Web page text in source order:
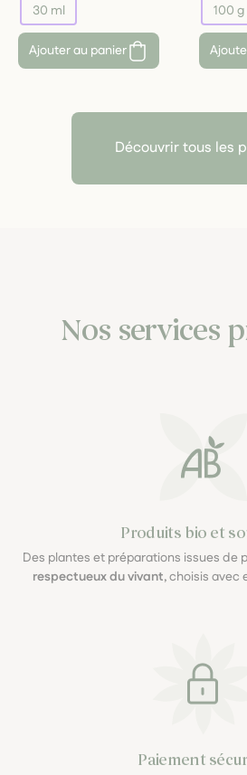
30 ml
Ajouter au panier
100 g
Découvrir tous les
Nos services
Produits bio et
Des plantes et préparations issues de
respectueux du vivant, choisis avec
Paiement